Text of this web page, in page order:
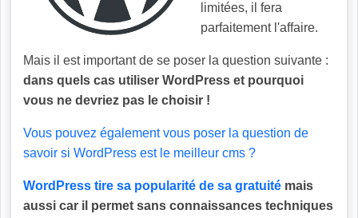
limitées, il fera
parfaitement l'affaire.
Mais il est important de se poser la question suivante :
dans quels cas utiliser WordPress et pourquoi
vous ne devriez pas le choisir !
Vous pouvez également vous poser la question de
savoir si WordPress est le meilleur cms ?
WordPress tire sa popularité de sa gratuité mais
aussi car il permet sans connaissances techniques